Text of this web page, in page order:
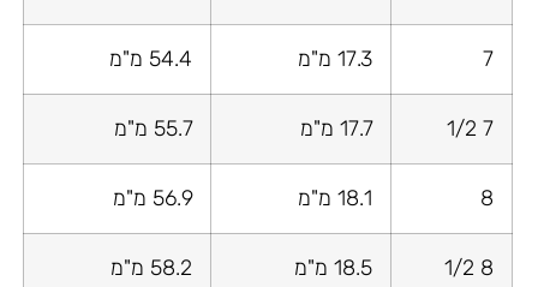
7 17.3 מ"מ 54.4 מ"מ
7 1/2 17.7 מ"מ 55.7 מ"מ
8 18.1 מ"מ 56.9 מ"מ
8 1/2 18.5 מ"מ 58.2 מ"מ